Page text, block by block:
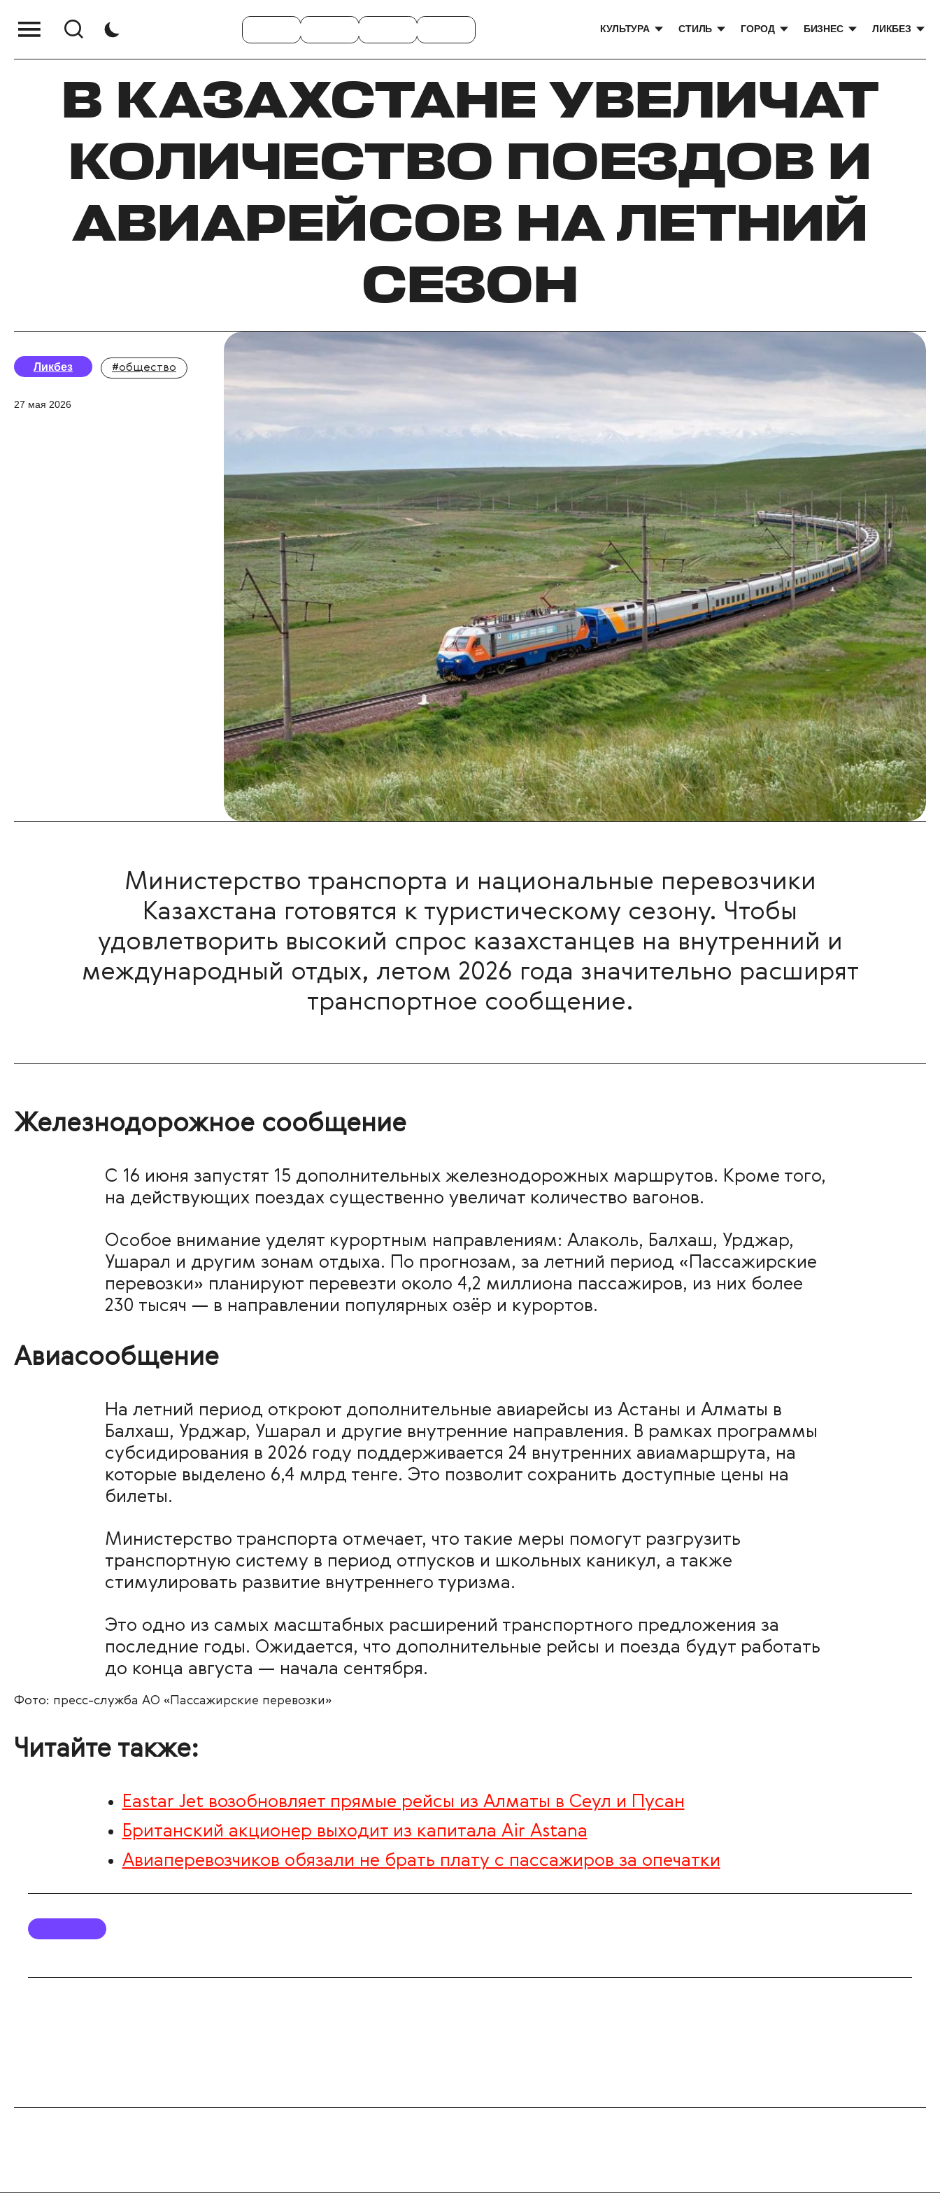
КУЛЬТУРА СТИЛЬ ГОРОД БИЗНЕС ЛИКБЕЗ
В КАЗАХСТАНЕ УВЕЛИЧАТ
КОЛИЧЕСТВО ПОЕЗДОВ И
АВИАРЕЙСОВ НА ЛЕТНИЙ
СЕЗОН
Ликбез #общество
27 мая 2026
Министерство транспорта и национальные перевозчики
Казахстана готовятся к туристическому сезону. Чтобы
удовлетворить высокий спрос казахстанцев на внутренний и
международный отдых, летом 2026 года значительно расширят
транспортное сообщение.
Железнодорожное сообщение
С 16 июня запустят 15 дополнительных железнодорожных маршрутов. Кроме того,
на действующих поездах существенно увеличат количество вагонов.
Особое внимание уделят курортным направлениям: Алаколь, Балхаш, Урджар,
Ушарал и другим зонам отдыха. По прогнозам, за летний период «Пассажирские
перевозки» планируют перевезти около 4,2 миллиона пассажиров, из них более
230 тысяч — в направлении популярных озёр и курортов.
Авиасообщение
На летний период откроют дополнительные авиарейсы из Астаны и Алматы в
Балхаш, Урджар, Ушарал и другие внутренние направления. В рамках программы
субсидирования в 2026 году поддерживается 24 внутренних авиамаршрута, на
которые выделено 6,4 млрд тенге. Это позволит сохранить доступные цены на
билеты.
Министерство транспорта отмечает, что такие меры помогут разгрузить
транспортную систему в период отпусков и школьных каникул, а также
стимулировать развитие внутреннего туризма.
Это одно из самых масштабных расширений транспортного предложения за
последние годы. Ожидается, что дополнительные рейсы и поезда будут работать
до конца августа — начала сентября.
Фото: пресс-служба АО «Пассажирские перевозки»
Читайте также:
Eastar Jet возобновляет прямые рейсы из Алматы в Сеул и Пусан
Британский акционер выходит из капитала Air Astana
Авиаперевозчиков обязали не брать плату с пассажиров за опечатки